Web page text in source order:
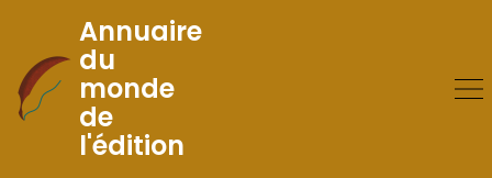
Skip
to
Content
Annuaire
du
monde
de
l'édition